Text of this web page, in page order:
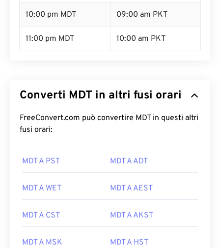
10:00 pm MDT 09:00 am PKT
11:00 pm MDT 10:00 am PKT
Converti MDT in altri fusi orari
FreeConvert.com può convertire MDT in questi altri
fusi orari:
MDT A PST MDT A ADT
MDT A WET MDT A AEST
MDT A CST MDT A AKST
MDT A MSK MDT A HST